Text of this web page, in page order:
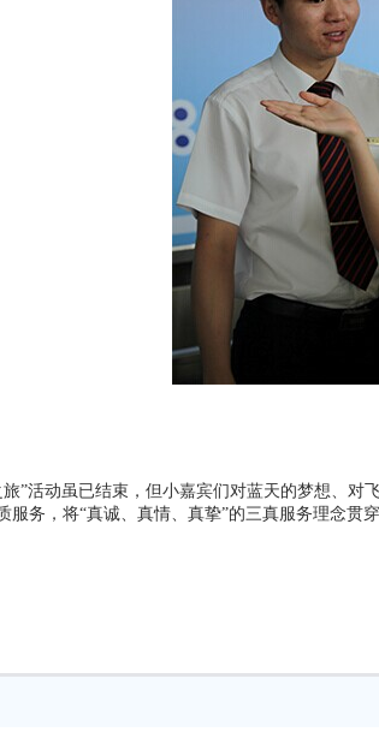
旅”活动虽已结束，但小嘉宾们对蓝天的梦想、
服务，将“真诚、真情、真挚”的三真服务理念贯